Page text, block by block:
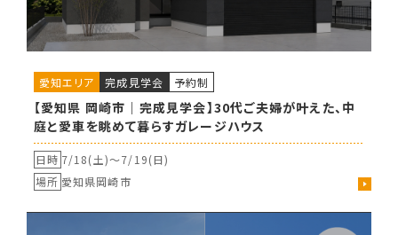
愛知エリア 完成見学会 予約制
【愛知県 岡崎市｜完成見学会】30代ご夫婦が叶えた、中
庭と愛車を眺めて暮らすガレージハウス
日時 7/18(土)〜7/19(日)
場所 愛知県岡崎市